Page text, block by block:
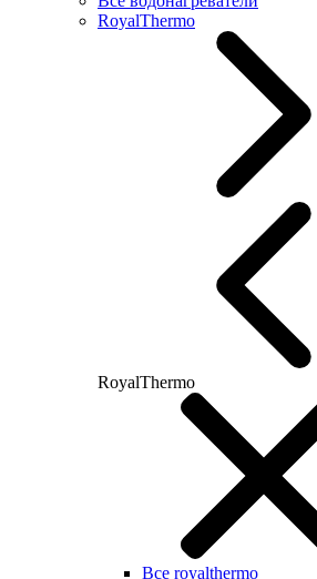
RoyalThermo
RoyalThermo
Все royalthermo